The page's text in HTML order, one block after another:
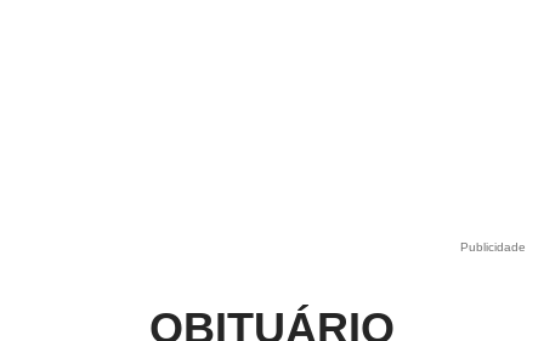
Publicidade
OBITUÁRIO